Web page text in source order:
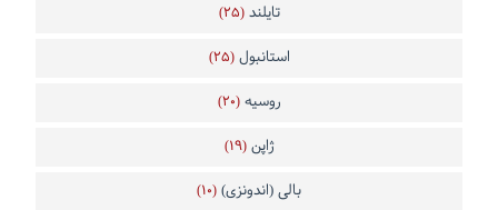
تایلند(25)
استانبول(25)
روسیه(20)
ژاپن(19)
بالی (اندونزی) (10)